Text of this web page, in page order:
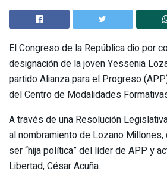
El Congreso de la República dio por
designación de la joven Yessenia
partido Alianza para el Progreso
del Centro de Modalidades
A través de una Resolución
al nombramiento de Lozano
ser “hija política” del líder de APP y
Libertad, César Acuña.